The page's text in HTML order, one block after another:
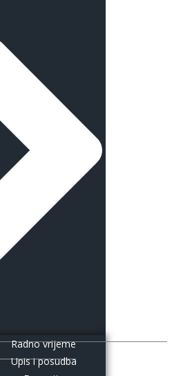
Radno vrijeme
Upis i posudba